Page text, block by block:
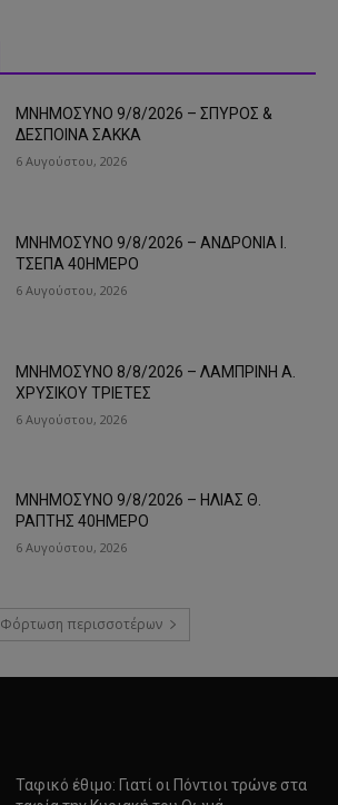
ΜΝΗΜΟΣΥΝΟ 9/8/2026 – ΣΠΥΡΟΣ &
ΔΕΣΠΟΙΝΑ ΣΑΚΚΑ
6 Αυγούστου, 2026
ΜΝΗΜΟΣΥΝΟ 9/8/2026 – ΑΝΔΡΟΝΙΑ Ι.
ΤΣΕΠΑ 40ΗΜΕΡΟ
6 Αυγούστου, 2026
ΜΝΗΜΟΣΥΝΟ 8/8/2026 – ΛΑΜΠΡΙΝΗ Α.
ΧΡΥΣΙΚΟΥ ΤΡΙΕΤΕΣ
6 Αυγούστου, 2026
ΜΝΗΜΟΣΥΝΟ 9/8/2026 – ΗΛΙΑΣ Θ.
ΡΑΠΤΗΣ 40ΗΜΕΡΟ
6 Αυγούστου, 2026
Φόρτωση περισσοτέρων
Ταφικό έθιμο: Γιατί οι Πόντιοι τρώνε στα